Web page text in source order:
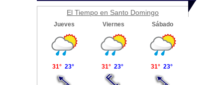
El Tiempo en Santo Domingo